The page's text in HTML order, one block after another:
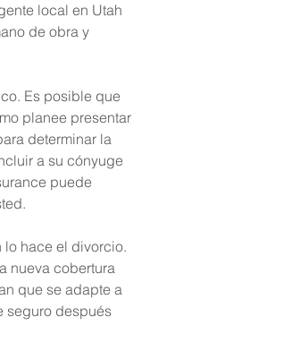
local en Utah
de obra y
Es posible que
planee presentar
determinar la
a su cónyuge
puede
lo hace el divorcio.
nueva cobertura
que se adapte a
seguro después